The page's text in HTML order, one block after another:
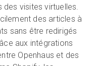
des visites virtuelles.
des articles à
sans être redirigés
aux intégrations
Openhaus et des